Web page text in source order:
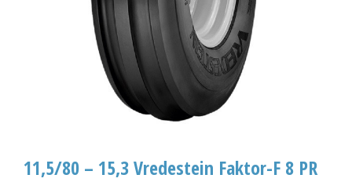
11,5/80 – 15,3 Vredestein Faktor-F 8 PR